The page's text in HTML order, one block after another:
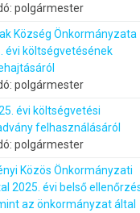
polgármester
Község Önkormányzata
évi költségvetésének
polgármester
évi költségvetési
felhasználásáról
polgármester
Közös Önkormányzati
2025. évi belső
az önkormányzat által